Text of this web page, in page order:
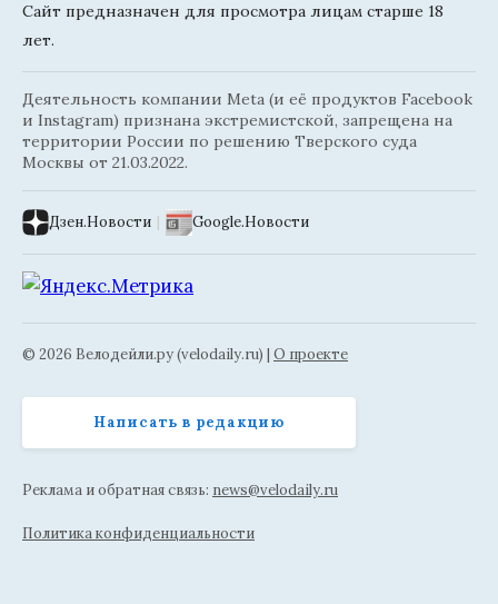
Сайт предназначен для просмотра лицам старше 18
лет.
Деятельность компании Meta (и её продуктов Facebook
и Instagram) признана экстремистской, запрещена на
территории России по решению Тверского суда
Москвы от 21.03.2022.
Дзен.Новости | Google.Новости
© 2026 Велодейли.ру (velodaily.ru) | О проекте
Написать в редакцию
Реклама и обратная связь: news@velodaily.ru
Политика конфиденциальности